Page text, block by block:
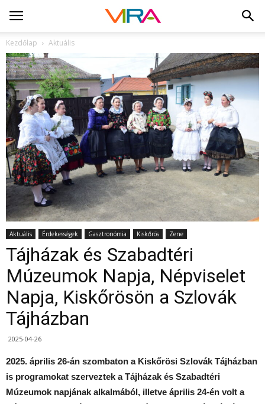
Kezdőlap Aktuális
Aktuális Érdekességek Gasztronómia Kiskőrös Zene
Tájházak és Szabadtéri
Múzeumok Napja, Népviselet
Napja, Kiskőrösön a Szlovák
Tájházban
2025-04-26
2025. április 26-án szombaton a Kiskőrösi Szlovák Tájházban
is programokat szerveztek a Tájházak és Szabadtéri
Múzeumok napjának alkalmából, illetve április 24-én volt a